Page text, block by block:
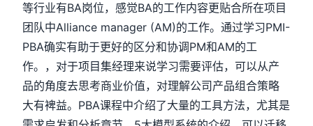
等行业有BA岗位，感觉BA的工作内容更贴合所在项目
团队中Alliance manager (AM)的工作。通过学习PMI-
PBA确实有助于更好的区分和协调PM和AM的工
作。，对于项目集经理来说学习需要评估，可以从产
品的角度去思考商业价值，对理解公司产品组合策略
大有裨益。 PBA课程中介绍了大量的工具方法，尤其是